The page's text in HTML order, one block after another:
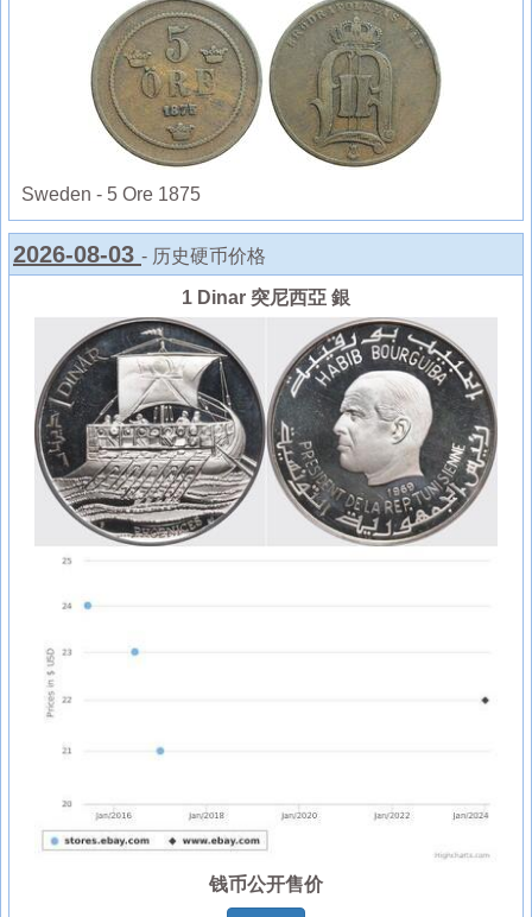
Sweden - 5 Ore 1875
2026-08-03 - 历史硬币价格
1 Dinar 突尼西亞 銀
钱币公开售价